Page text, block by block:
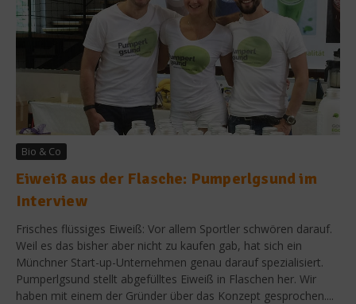
Bio & Co
Eiweiß aus der Flasche: Pumperlgsund im
Interview
Frisches flüssiges Eiweiß: Vor allem Sportler schwören darauf.
Weil es das bisher aber nicht zu kaufen gab, hat sich ein
Münchner Start-up-Unternehmen genau darauf spezialisiert.
Pumperlgsund stellt abgefülltes Eiweiß in Flaschen her. Wir
haben mit einem der Gründer über das Konzept gesprochen....